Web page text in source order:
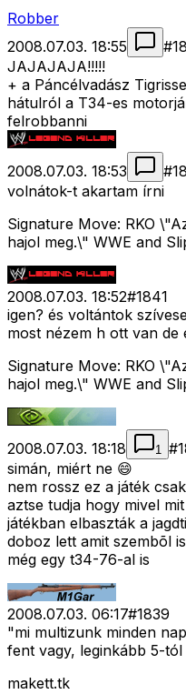
Robber
2008.07.03. 18:55
#
JAJAJAJA!!!!!
+ a Páncélvadász
hátulról a T34-es
felrobbanni
2008.07.03. 18:53 #
volnátok-t akartam írni
Signature Move: RKO
hajol meg.\" WWE and
2008.07.03. 18:52#1841
igen? és voltántok
most nézem h ott van de
Signature Move: RKO
hajol meg.\" WWE and
2008.07.03. 18:18 1 #
simán, miért ne 😄
nem rossz ez a játék
aztse tudja hogy mivel
játékban elbaszták a
doboz lett amit szembõl
még egy t34-76-al is
2008.07.03. 06:17#1839
"mi multizunk minden
fent vagy, leginkább 5-
makett.tk